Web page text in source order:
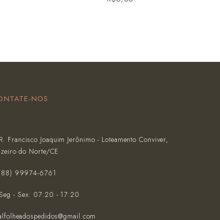
NOS
Francisco Joaquim Jerônimo - Loteamento Conviver,
do Norte/CE
99974-6761‬
- Sex: 07:20 - 17:20